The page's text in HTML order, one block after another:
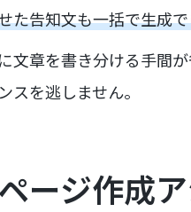
た告知文も一括で生成
文章を書き分ける手間
スを逃しません。
ージ作成